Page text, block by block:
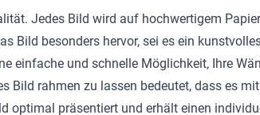
Jedes Bild wird auf hochwertigem
Bild besonders hervor, sei es ein
einfache und schnelle Möglichkeit, Ihre
Bild rahmen zu lassen bedeutet, dass es
optimal präsentiert und erhält einen